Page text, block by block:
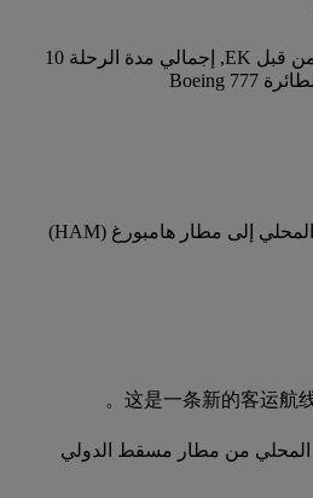
رقم الرحلة 59 يتم التشغيل من قبل EK, إجمالي مدة الرحلة 10
这是一条新的客运航
بالتوقيت المحلي من مطار مسقط الدولي